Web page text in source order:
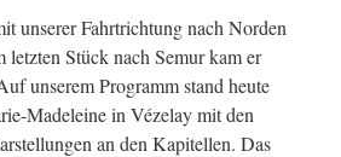
unserer Fahrtrichtung nach Norden
Stück nach Semur kam er
unserem Programm stand heute
Madeleine in Vézelay mit den
an den Kapitellen. Das